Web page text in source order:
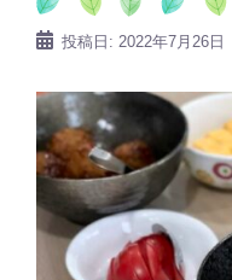
投稿日: 2022年7月26日